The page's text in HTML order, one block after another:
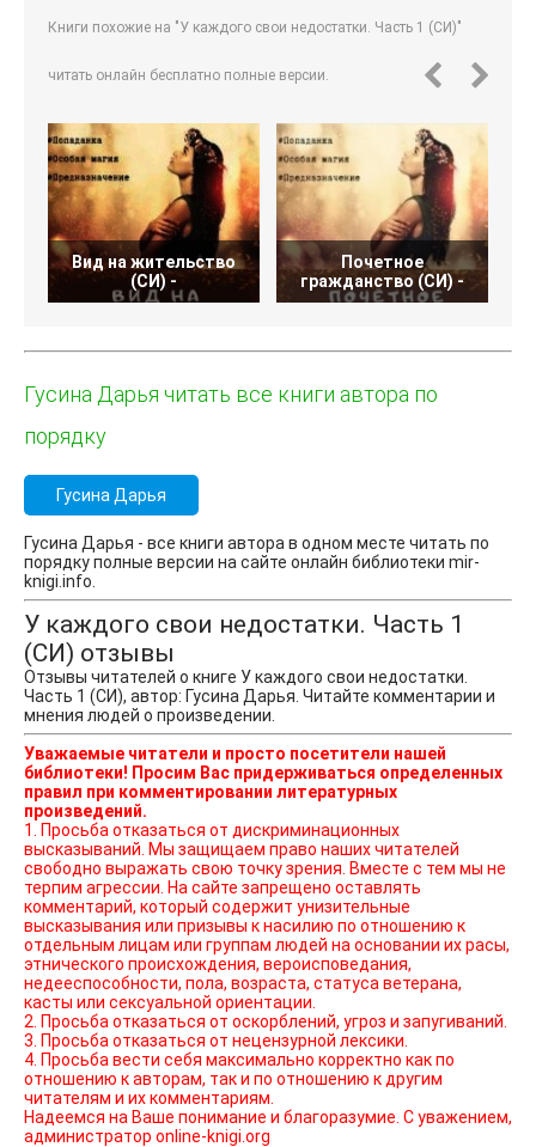
Книги похожие на "У каждого свои недостатки. Часть 1 (СИ)"
читать онлайн бесплатно полные версии.
Вид на жительство
(СИ) -
Почетное
гражданство (СИ) -
Гусина Дарья читать все книги автора по
порядку
Гусина Дарья
Гусина Дарья - все книги автора в одном месте читать по
порядку полные версии на сайте онлайн библиотеки mir-
knigi.info.
У каждого свои недостатки. Часть 1
(СИ) отзывы
Отзывы читателей о книге У каждого свои недостатки.
Часть 1 (СИ), автор: Гусина Дарья. Читайте комментарии и
мнения людей о произведении.
Уважаемые читатели и просто посетители нашей
библиотеки! Просим Вас придерживаться определенных
правил при комментировании литературных
произведений.
1. Просьба отказаться от дискриминационных
высказываний. Мы защищаем право наших читателей
свободно выражать свою точку зрения. Вместе с тем мы не
терпим агрессии. На сайте запрещено оставлять
комментарий, который содержит унизительные
высказывания или призывы к насилию по отношению к
отдельным лицам или группам людей на основании их расы,
этнического происхождения, вероисповедания,
недееспособности, пола, возраста, статуса ветерана,
касты или сексуальной ориентации.
2. Просьба отказаться от оскорблений, угроз и запугиваний.
3. Просьба отказаться от нецензурной лексики.
4. Просьба вести себя максимально корректно как по
отношению к авторам, так и по отношению к другим
читателям и их комментариям.
Надеемся на Ваше понимание и благоразумие. С уважением,
администратор online-knigi.org